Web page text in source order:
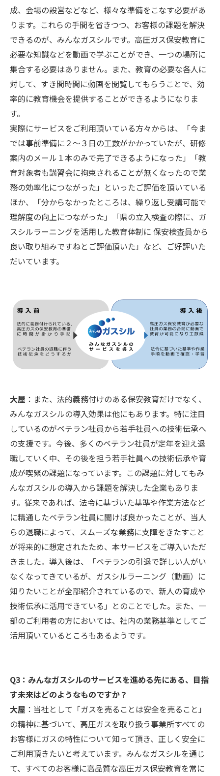
成、会場の設営などなど、様々な準備をこなす必要があ
ります。これらの手間を省きつつ、お客様の課題を解決
できるのが、みんなガスシルです。高圧ガス保安教育に
必要な知識などを動画で学ぶことができ、一つの場所に
集合する必要はありません。また、教育の必要な各人に
対して、すき間時間に動画を閲覧してもらうことで、効
率的に教育機会を提供することができるようになりま
す。
実際にサービスをご利用頂いている方々からは、「今ま
では事前準備に２～３日の工数がかかっていたが、研修
案内のメール１本のみで完了できるようになった」「教
育対象者も講習会に拘束されることが無くなったので業
務の効率化につながった」といったご評価を頂いている
ほか、「分からなかったところは、繰り返し受講可能で
理解度の向上につながった」「県の立入検査の際に、ガ
スシルラーニングを活用した教育体制に 保安検査員から
良い取り組みですねとご評価頂いた」など、ご好評いた
だいています。
大屋 ：また、法的義務付けのある保安教育だけでなく、
みんなガスシルの導入効果は他にもあります。特に注目
しているのがベテラン社員から若手社員への技術伝承へ
の支援です。今後、多くのベテラン社員が定年を迎え退
職していく中、その後を担う若手社員への技術伝承や育
成が喫緊の課題になっています。この課題に対してもみ
んなガスシルの導入から課題を解決した企業もありま
す。従来であれば、法令に基づいた基準や作業方法など
に精通したベテラン社員に聞けば良かったことが、当人
らの退職によって、スムーズな業務に支障をきたすこと
が将来的に想定されたため、本サービスをご導入いただ
きました。導入後は、「ベテランの引退で詳しい人がい
なくなってきているが、ガスシルラーニング（動画）に
知りたいことが全部紹介されているので、新人の育成や
技術伝承に活用できている」とのことでした。また、一
部のご利用者の方においては、社内の業務基準としてご
活用頂いているところもあるようです。
Q3：みんなガスシルのサービスを進める先にある、目指
す未来はどのようなものですか？
大屋 ：当社として「ガスを売ることは安全を売ること」
の精神に基づいて、高圧ガスを取り扱う事業所すべての
お客様にガスの特性について知って頂き、正しく安全に
ご利用頂きたいと考えています。みんなガスシルを通じ
て、すべてのお客様に高品質な高圧ガス保安教育を常に